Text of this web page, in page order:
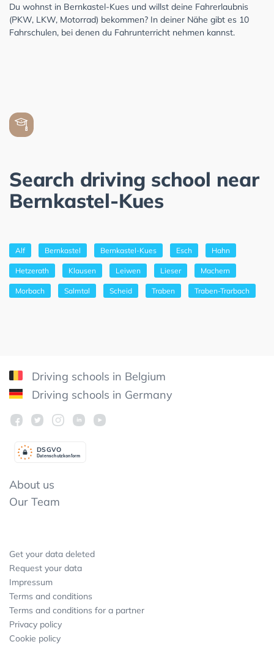
Du wohnst in Bernkastel-Kues und willst deine Fahrerlaubnis
(PKW, LKW, Motorrad) bekommen? In deiner Nähe gibt es 10
Fahrschulen, bei denen du Fahrunterricht nehmen kannst.
Search driving school near
Bernkastel-Kues
Alf Bernkastel Bernkastel-Kues Esch Hahn
Hetzerath Klausen Leiwen Lieser Machern
Morbach Salmtal Scheid Traben Traben-Trarbach
Driving schools in Belgium
Driving schools in Germany
Datenschutzkonform
DSGVO
About us
Our Team
Get your data deleted
Request your data
Impressum
Terms and conditions
Terms and conditions for a partner
Privacy policy
Cookie policy